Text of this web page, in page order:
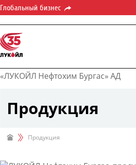
Глобальный бизнес
«ЛУКОЙЛ Нефтохим Бургас» АД
Продукция
Продукция